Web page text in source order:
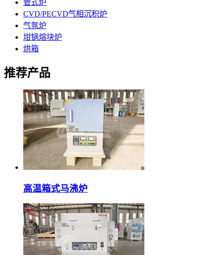
管式炉
CVD/PECVD气相沉积炉
气氛炉
坩锅熔块炉
烘箱
推荐产品
高温箱式马沸炉